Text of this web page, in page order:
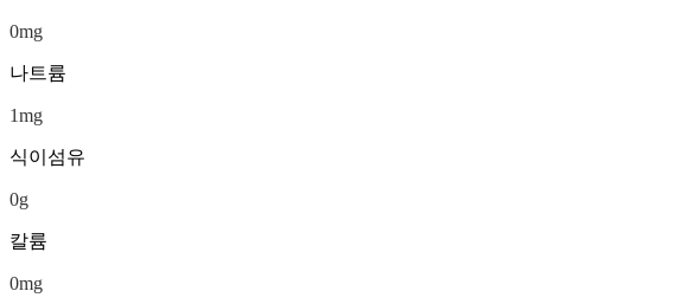
0mg
나트륨
1mg
식이섬유
0g
칼륨
0mg